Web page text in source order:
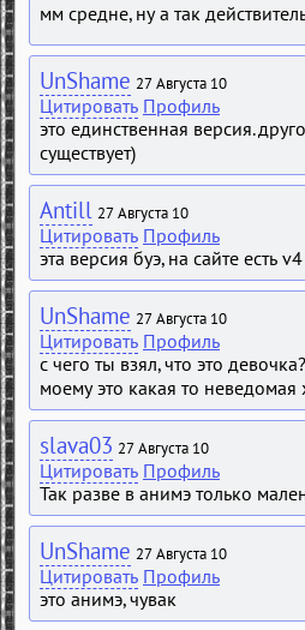
мм средне, ну а так
UnShame 27 Августа 10
Цитировать Профиль
это единственная версия.
существует)
Antill 27 Августа 10
Цитировать Профиль
эта версия буэ, на сайте есть v4
UnShame 27 Августа 10
Цитировать Профиль
с чего ты взял, что это
моему это какая то
slava03 27 Августа 10
Цитировать Профиль
Так разве в анимэ только
UnShame 27 Августа 10
Цитировать Профиль
это анимэ, чувак